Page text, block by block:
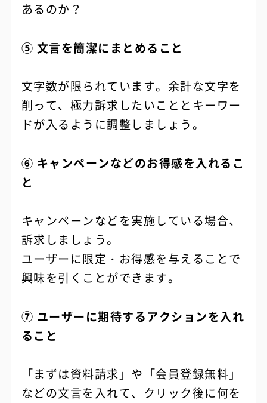
あるのか？
⑤ 文言を簡潔にまとめること
文字数が限られています。余計な文字を
削って、極力訴求したいこととキーワー
ドが入るように調整しましょう。
⑥ キャンペーンなどのお得感を入れるこ
と
キャンペーンなどを実施している場合、
訴求しましょう。
ユーザーに限定・お得感を与えることで
興味を引くことができます。
⑦ ユーザーに期待するアクションを入れ
ること
「まずは資料請求」や「会員登録無料」
などの文言を入れて、クリック後に何を